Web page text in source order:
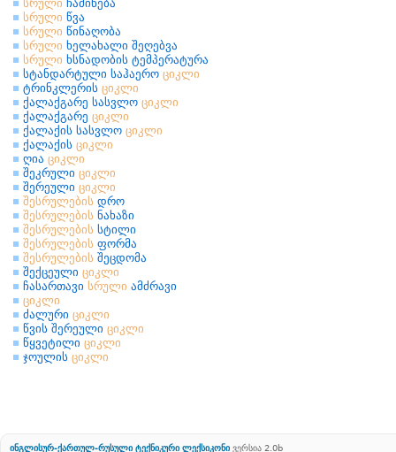
სრული ჩამიწება
სრული წვა
სრული წინაღობა
სრული ხელახალი შეღებვა
სრული ხსნადობის ტემპერატურა
სტანდარტული საჰაერო ციკლი
ტრინკლერის ციკლი
ქალაქგარე სასვლო ციკლი
ქალაქგარე ციკლი
ქალაქის სასვლო ციკლი
ქალაქის ციკლი
ღია ციკლი
შეკრული ციკლი
შერეული ციკლი
შესრულების დრო
შესრულების ნახაზი
შესრულების სტილი
შესრულების ფორმა
შესრულების შეცდომა
შექცეული ციკლი
ჩასართავი სრული ამძრავი
ციკლი
ძალური ციკლი
წვის შერეული ციკლი
წყვეტილი ციკლი
ჯოულის ციკლი
ინგლისურ-ქართულ-რუსული ტექნიკური ლექსიკონი ვერსია 2.0b